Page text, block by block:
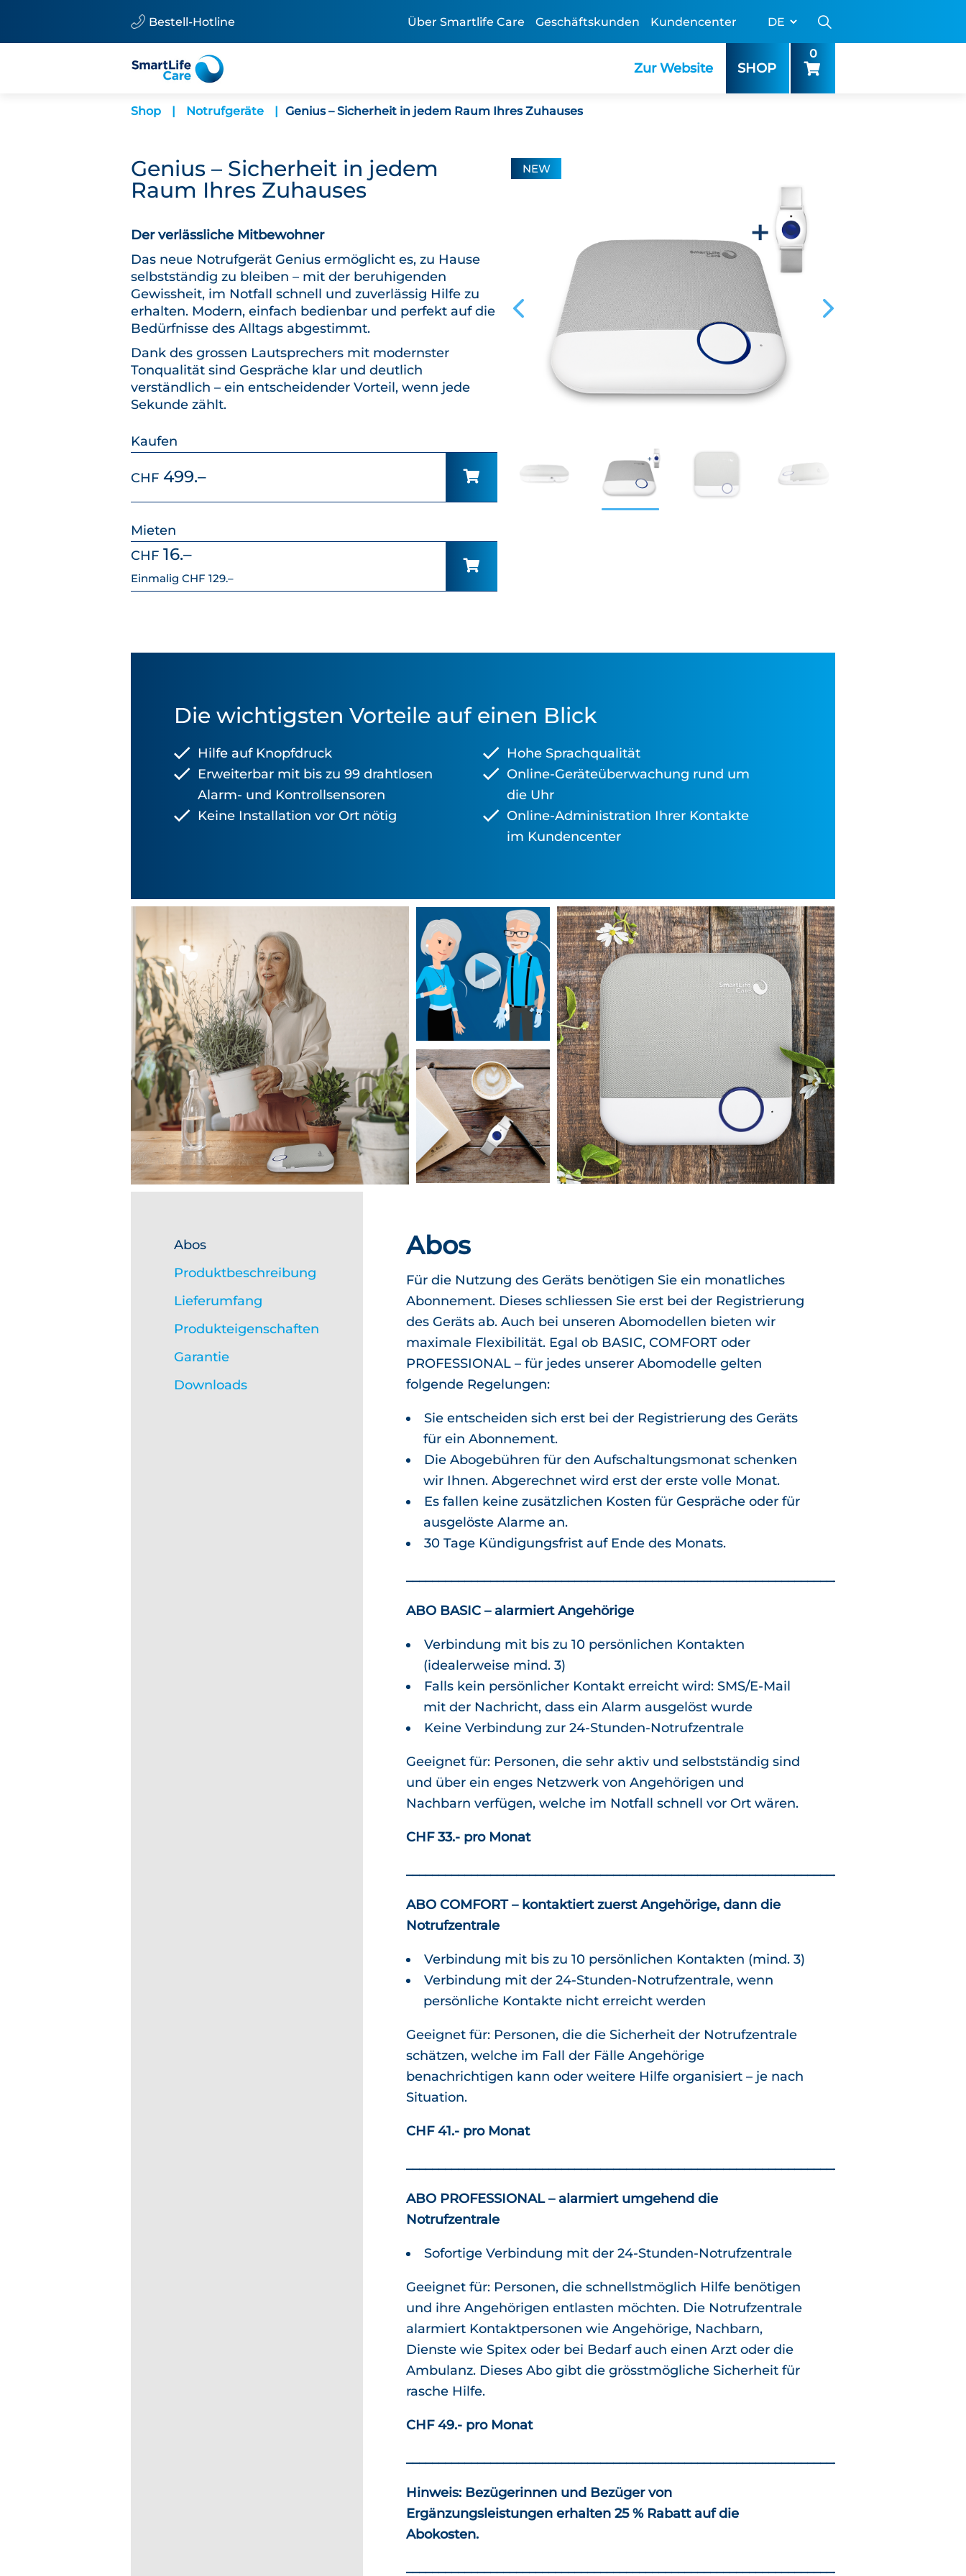
Bestell-Hotline Über Smartlife Care Geschäftskunden Kundencenter
Zur Website SHOP
0
Shop | Notrufgeräte | Genius – Sicherheit in jedem Raum Ihres Zuhauses
NEW
Genius – Sicherheit in jedem
Raum Ihres Zuhauses
Der verlässliche Mitbewohner
Das neue Notrufgerät Genius ermöglicht es, zu Hause
selbstständig zu bleiben – mit der beruhigenden
Gewissheit, im Notfall schnell und zuverlässig Hilfe zu
erhalten. Modern, einfach bedienbar und perfekt auf die
Bedürfnisse des Alltags abgestimmt.
Dank des grossen Lautsprechers mit modernster
Tonqualität sind Gespräche klar und deutlich
verständlich – ein entscheidender Vorteil, wenn jede
Sekunde zählt.
Kaufen
CHF 499.–
Mieten
CHF 16.–
Einmalig CHF 129.–
Die wichtigsten Vorteile auf einen Blick
Hilfe auf Knopfdruck
Erweiterbar mit bis zu 99 drahtlosen
Alarm- und Kontrollsensoren
Keine Installation vor Ort nötig
Hohe Sprachqualität
Online-Geräteüberwachung rund um
die Uhr
Online-Administration Ihrer Kontakte
im Kundencenter
Abos
Produktbeschreibung
Lieferumfang
Produkteigenschaften
Garantie
Downloads
Abos
Für die Nutzung des Geräts benötigen Sie ein monatliches
Abonnement. Dieses schliessen Sie erst bei der Registrierung
des Geräts ab. Auch bei unseren Abomodellen bieten wir
maximale Flexibilität. Egal ob BASIC, COMFORT oder
PROFESSIONAL – für jedes unserer Abomodelle gelten
folgende Regelungen:
Sie entscheiden sich erst bei der Registrierung des Geräts
für ein Abonnement.
Die Abogebühren für den Aufschaltungsmonat schenken
wir Ihnen. Abgerechnet wird erst der erste volle Monat.
Es fallen keine zusätzlichen Kosten für Gespräche oder für
ausgelöste Alarme an.
30 Tage Kündigungsfrist auf Ende des Monats.
ABO BASIC – alarmiert Angehörige
Verbindung mit bis zu 10 persönlichen Kontakten
(idealerweise mind. 3)
Falls kein persönlicher Kontakt erreicht wird: SMS/E-Mail
mit der Nachricht, dass ein Alarm ausgelöst wurde
Keine Verbindung zur 24-Stunden-Notrufzentrale
Geeignet für: Personen, die sehr aktiv und selbstständig sind
und über ein enges Netzwerk von Angehörigen und
Nachbarn verfügen, welche im Notfall schnell vor Ort wären.
CHF 33.- pro Monat
ABO COMFORT – kontaktiert zuerst Angehörige, dann die
Notrufzentrale
Verbindung mit bis zu 10 persönlichen Kontakten (mind. 3)
Verbindung mit der 24-Stunden­-Notrufzentrale, wenn
persönliche Kontakte nicht erreicht werden
Geeignet für: Personen, die die Sicherheit der Notrufzentrale
schätzen, welche im Fall der Fälle Angehörige
benachrichtigen kann oder weitere Hilfe organisiert – je nach
Situation.
CHF 41.- pro Monat
ABO PROFESSIONAL – alarmiert umgehend die
Notrufzentrale
Sofortige Verbindung mit der 24-Stunden-Notrufzentrale
Geeignet für: Personen, die schnellstmöglich Hilfe benötigen
und ihre Angehörigen entlasten möchten. Die Notrufzentrale
alarmiert Kontaktpersonen wie Angehörige, Nachbarn,
Dienste wie Spitex oder bei Bedarf auch einen Arzt oder die
Ambulanz. Dieses Abo gibt die grösstmögliche Sicherheit für
rasche Hilfe.
CHF 49.- pro Monat
Hinweis: Bezügerinnen und Bezüger von
Ergänzungsleistungen erhalten 25 % Rabatt auf die
Abokosten.